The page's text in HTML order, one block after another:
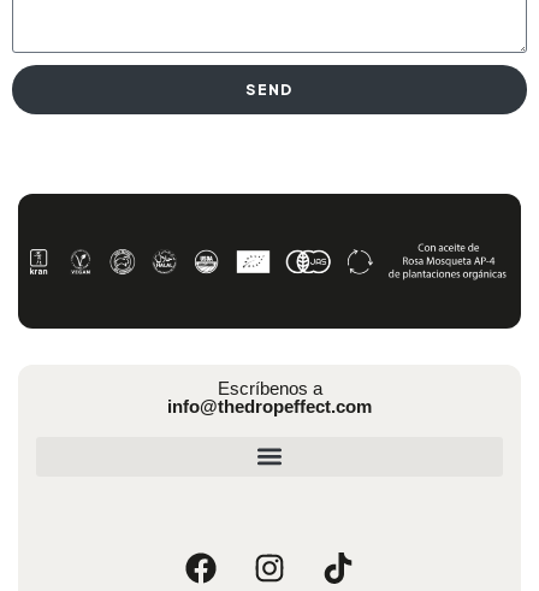
SEND
Escríbenos a
info@thedropeffect.com